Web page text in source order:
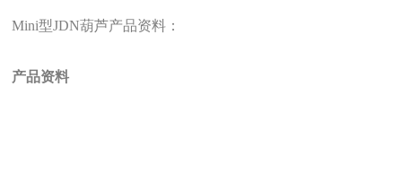
Mini型JDN葫芦产品资料：
产品资料